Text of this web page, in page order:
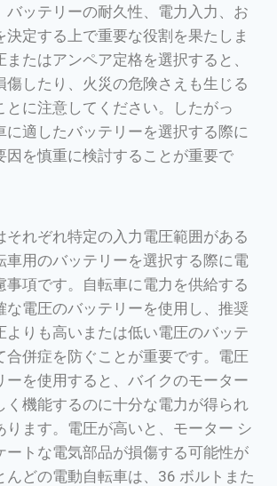
バッテリーの耐久性、電力入力、お
決定する上で重要な役割を果たしま
たはアンペア定格を選択すると、
傷したり、火災の危険さえも生じる
とに注意してください。したがっ
に適したバッテリーを選択する際に
因を慎重に検討することが重要で
それぞれ特定の入力電圧範囲がある
車用のバッテリーを選択する際に電
事項です。自転車に電力を供給する
な電圧のバッテリーを使用し、推奨
よりも高いまたは低い電圧のバッテ
合併症を防ぐことが重要です。電圧
ーを使用すると、バイクのモーター
く機能するのに十分な電力が得られ
ります。電圧が高いと、モーター シ
ートな電気部品が損傷する可能性が
んどの電動自転車は、36 ボルトまた